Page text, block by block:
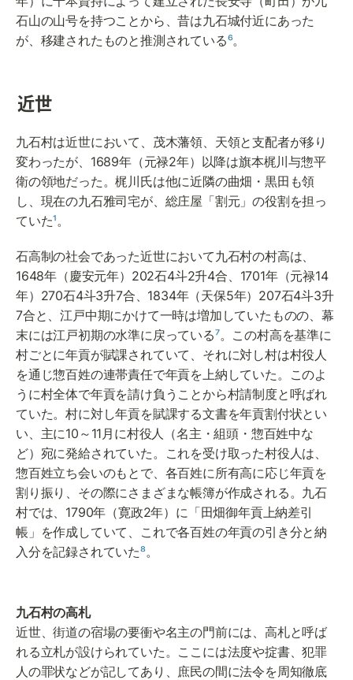
石山の山号を持つことから、昔は九石城付近にあった
が、移建されたものと推測されている⁶。
近世
九石村は近世において、茂木藩領、天領と支配者が移り
変わったが、1689年（元禄2年）以降は旗本梶川与惣平
衛の領地だった。梶川氏は他に近隣の曲畑・黒田も領
し、現在の九石雅司宅が、総庄屋「割元」の役割を担っ
ていた¹。
石高制の社会であった近世において九石村の村高は、
1648年（慶安元年）202石4斗2升4合、1701年（元禄14
年）270石4斗3升7合、1834年（天保5年）207石4斗3升
7合と、江戸中期にかけて一時は増加していたものの、幕
末には江戸初期の水準に戻っている⁷。この村高を基準に
村ごとに年貢が賦課されていて、それに対し村は村役人
を通じ惣百姓の連帯責任で年貢を上納していた。このよ
うに村全体で年貢を請け負うことから村請制度と呼ばれ
ていた。村に対し年貢を賦課する文書を年貢割付状とい
い、主に10～11月に村役人（名主・組頭・惣百姓中な
ど）宛に発給されていた。これを受け取った村役人は、
惣百姓立ち会いのもとで、各百姓に所有高に応じ年貢を
割り振り、その際にさまざまな帳簿が作成される。九石
村では、1790年（寛政2年）に「田畑御年貢上納差引
帳」を作成していて、これで各百姓の年貢の引き分と納
入分を記録されていた⁸。
九石村の高札
近世、街道の宿場の要衝や名主の門前には、高札と呼ば
れる立札が設けられていた。ここには法度や掟書、犯罪
人の罪状などが記してあり、庶民の間に法令を周知徹底